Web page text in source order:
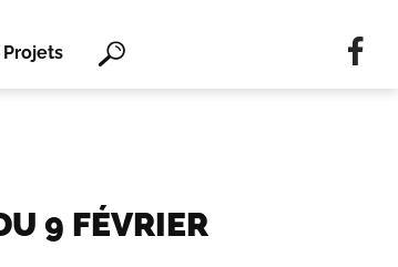
Projets
Mots
Rechercher
9 FÉVRIER